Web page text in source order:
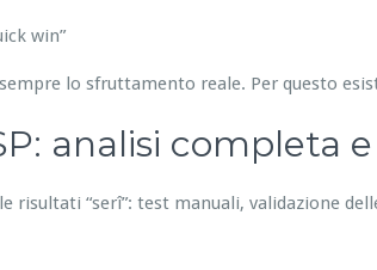
win”
lo sfruttamento reale. Per questo
analisi completa
risultati “serî”: test manuali, validazione